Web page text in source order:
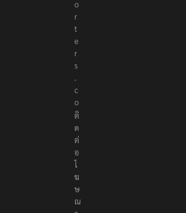
e
p
o
r
t
e
r
s
.
c
o
ติ
ด
ต่
อ
โ
ฆ